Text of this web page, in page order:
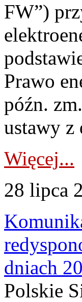
FW”)
Prawo
późn.
ustawy z
Więcej...
28 lipca
dniach
Polskie